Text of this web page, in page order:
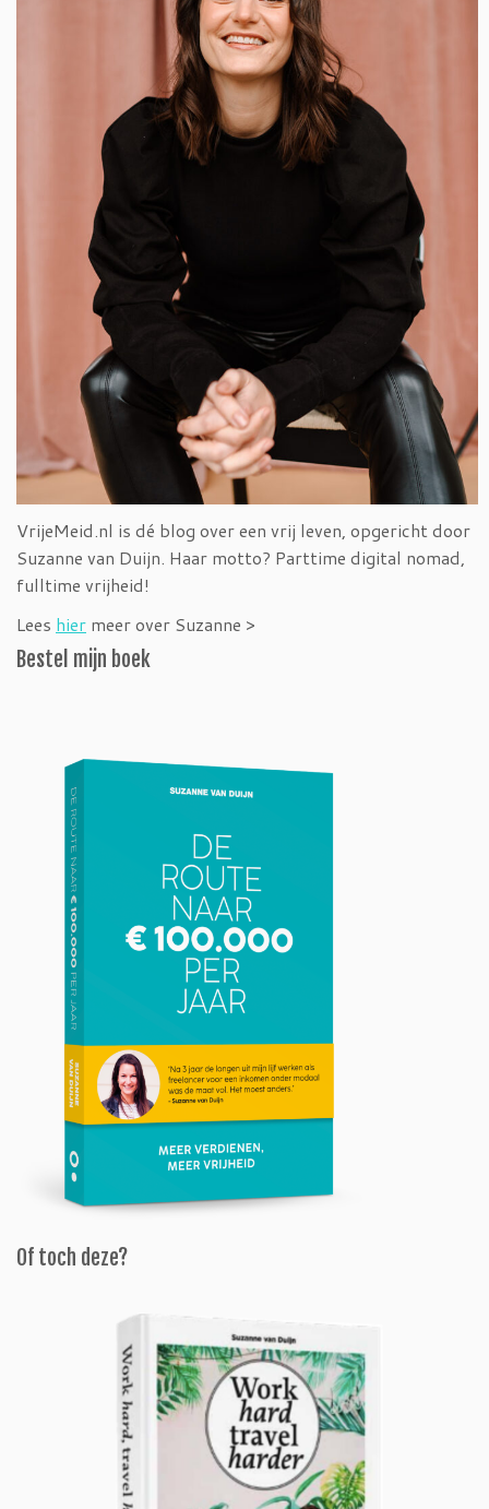
VrijeMeid.nl is dé blog over een vrij leven, opgericht door
Suzanne van Duijn. Haar motto? Parttime digital nomad,
fulltime vrijheid!
Lees hier meer over Suzanne >
Bestel mijn boek
Of toch deze?